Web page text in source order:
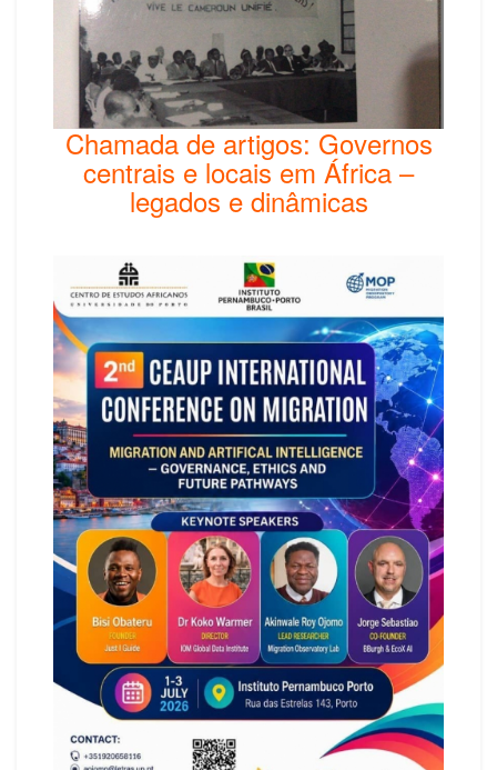
Chamada de artigos: Governos
centrais e locais em África –
legados e dinâmicas